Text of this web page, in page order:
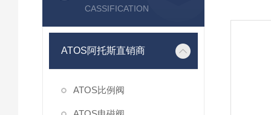
CASSIFICATION
ATOS阿托斯直销商
ATOS比例阀